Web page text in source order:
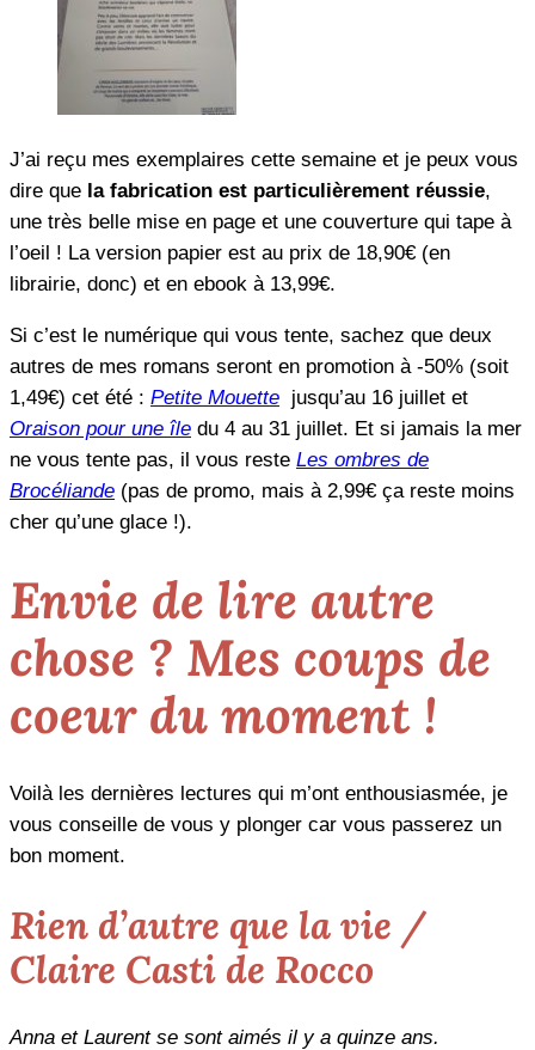
J’ai reçu mes exemplaires cette semaine et je peux vous
dire que la fabrication est particulièrement réussie,
une très belle mise en page et une couverture qui tape à
l’oeil ! La version papier est au prix de 18,90€ (en
librairie, donc) et en ebook à 13,99€.
Si c’est le numérique qui vous tente, sachez que deux
autres de mes romans seront en promotion à -50% (soit
1,49€) cet été : Petite Mouette jusqu’au 16 juillet et
Oraison pour une île du 4 au 31 juillet. Et si jamais la mer
ne vous tente pas, il vous reste Les ombres de
Brocéliande (pas de promo, mais à 2,99€ ça reste moins
cher qu’une glace !).
Envie de lire autre
chose ? Mes coups de
coeur du moment !
Voilà les dernières lectures qui m’ont enthousiasmée, je
vous conseille de vous y plonger car vous passerez un
bon moment.
Rien d’autre que la vie /
Claire Casti de Rocco
Anna et Laurent se sont aimés il y a quinze ans.